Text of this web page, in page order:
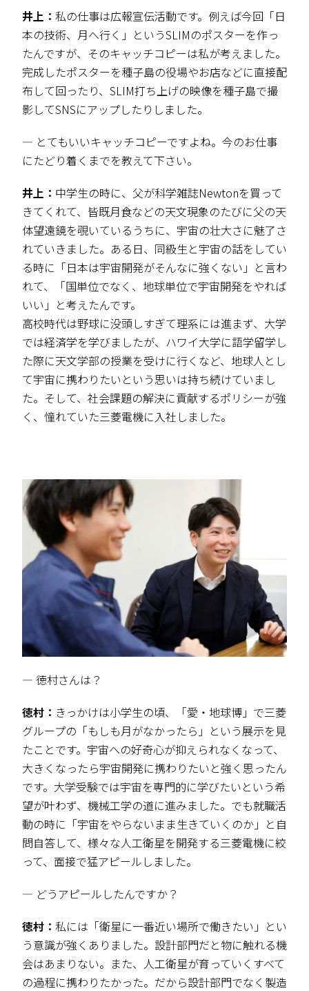
井上： 私の仕事は広報宣伝活動です。例えば今回「日
本の技術、月へ行く」というSLIMのポスターを作っ
たんですが、そのキャッチコピーは私が考えました。
完成したポスターを種子島の役場やお店などに直接配
布して回ったり、SLIM打ち上げの映像を種子島で撮
影してSNSにアップしたりしました。
― とてもいいキャッチコピーですよね。今のお仕事
にたどり着くまでを教えて下さい。
井上： 中学生の時に、父が科学雑誌Newtonを買って
きてくれて、皆既月食などの天文現象のたびに父の天
体望遠鏡を覗いているうちに、宇宙の壮大さに魅了さ
れていきました。ある日、同級生と宇宙の話をしてい
る時に「日本は宇宙開発がそんなに強くない」と言わ
れて、「国単位でなく、地球単位で宇宙開発をやれば
いい」と考えたんです。
高校時代は野球に没頭しすぎて理系には進まず、大学
では経済学を学びましたが、ハワイ大学に語学留学し
た際に天文学部の授業を受けに行くなど、地球人とし
て宇宙に携わりたいという思いは持ち続けていまし
た。そして、社会課題の解決に貢献するポリシーが強
く、憧れていた三菱電機に入社しました。
― 徳村さんは？
徳村： きっかけは小学生の頃、「愛・地球博」で三菱
グループの「もしも月がなかったら」という展示を見
たことです。宇宙への好奇心が抑えられなくなって、
大きくなったら宇宙開発に携わりたいと強く思ったん
です。大学受験では宇宙を専門的に学びたいという希
望が叶わず、機械工学の道に進みました。でも就職活
動の時に「宇宙をやらないまま生きていくのか」と自
問自答して、様々な人工衛星を開発する三菱電機に絞
って、面接で猛アピールしました。
― どうアピールしたんですか？
徳村： 私には「衛星に一番近い場所で働きたい」とい
う意識が強くありました。設計部門だと物に触れる機
会はあまりない。また、人工衛星が育っていくすべて
の過程に携わりたかった。だから設計部門でなく製造